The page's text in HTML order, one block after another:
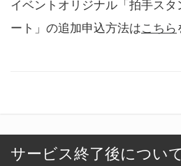
イベントオリジナル「拍手ス
ート」の追加申込方法はこちら
サービス終了後につい